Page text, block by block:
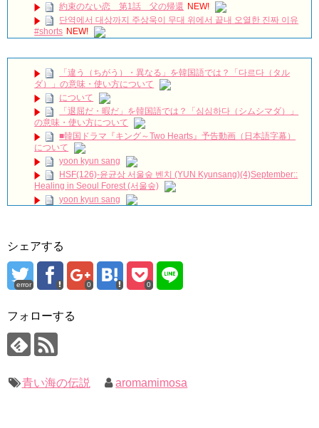
約束のない恋 第1話 父の帰還 NEW!
단역에서 대상까지 주상욱이 무대 위에서 끝내 오열한 진짜 이유
#shorts NEW!
첫눈에 반한 소지섭의 눈빛💘So Ji-sub's Love-at-First-Sight
Gaze 💘一目惚れしたソ・ジソブのまなざし💘苏志燮一见钟情的眼神
💘 NEW!
推理的女王2_EP13_曖昧
梨泰院クラス聖地巡礼🎬#韓国 #韓国旅行 NEW!
「私の恋したテリウス 」第４回 冒頭５分映像公開！
ハン・ヘジン 한혜진 – (선공개) 강남 3대 얼짱 출신 &#39;한혜진
언니&#39; (ft. 도여니의 학창시절) | 편 먹고 갈래요? 밥블레스유 2
bobblessyou2 EP.18
ソン・ヘギョ – ソンヘギョ キスまとめ
ハン・ヘジン 한혜진 – Still We (여전히 우리는)
한가인 –
Jin-Crash Landing On You/ヒョンビン❤️ソンイェジン / エンジョイ❕
ユン・ギュンサン、番組にも登場した愛猫が急死…イ・ソンギ
ョンら同僚芸能人から慰めの言葉が続々 – Taka News
Powered by livedoor 相互RSS
「違う（ちがう）・異なる」を韓国語では？「다르다（タル
ダ）」の意味・使い方について
について
「退屈だ・暇だ」を韓国語では？「심심하다（シムシマダ）」
の意味・使い方について
■韓国ドラマ『キング～Two Hearts』予告動画（日本語字幕）
について
yoon kyun sang
HSF(126)-윤균상 서울숲 벤치 (YUN Kyunsang)(4)September::
Healing in Seoul Forest (서울숲)
yoon kyun sang
九尾狐外伝 メイキング03 ハン・イェスル
チョ・ヒョンジェ 조현재 九尾狐外伝 制作発表会
キム・テヒの弟イ・ワン♥イ・ボミ、今日（28日）結婚……
「まず熱く掃除せよ」女優キム・ユジョン、「健康がとても回
【裏芸能】キムユジョンの熱愛彼氏はあの大物俳優
いでしょ？” Big News TV
幻の王女チャミョンゴ エンディング
シェアする
error 0 0
フォローする
青い海の伝説 aromamimosa